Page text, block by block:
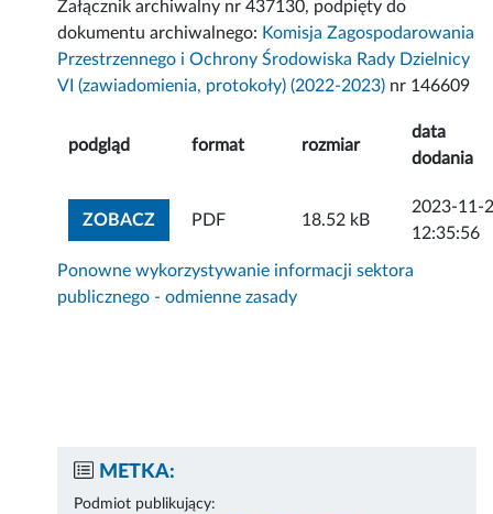
Załącznik archiwalny nr 437130, podpięty do
dokumentu archiwalnego: Komisja Zagospodarowania
Przestrzennego i Ochrony Środowiska Rady Dzielnicy
VI (zawiadomienia, protokoły) (2022-2023) nr 146609
podgląd format rozmiar
data
dodania
ZOBACZZOBACZ ZAŁĄCZNIK
PDF 18.52 kB
2023-11-
12:35:56
Ponowne wykorzystywanie informacji sektora
publicznego - odmienne zasady
METKA:
Podmiot publikujący: